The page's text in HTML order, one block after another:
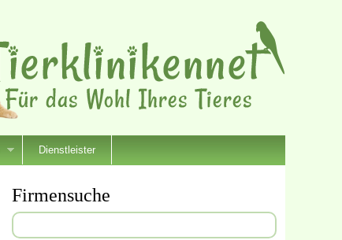
Dienstleister
Firmensuche
Suchen
nach: